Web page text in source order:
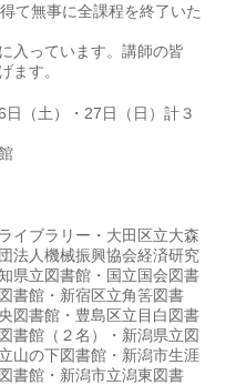
て無事に全課程を終了いた
入っています。講師の皆
ます。
（土）・27日（日）計３
イブラリー・大田区立大森
法人機械振興協会経済研究
県立図書館・国立国会図書
書館・新宿区立角筈図書
図書館・豊島区立目白図書
書館（２名）・新潟県立図
山の下図書館・新潟市生涯
書館・新潟市立潟東図書